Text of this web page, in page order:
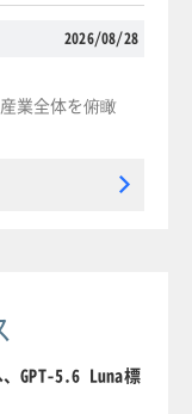
2026/08/28
業全体を俯瞰
GPT-5.6 Luna標